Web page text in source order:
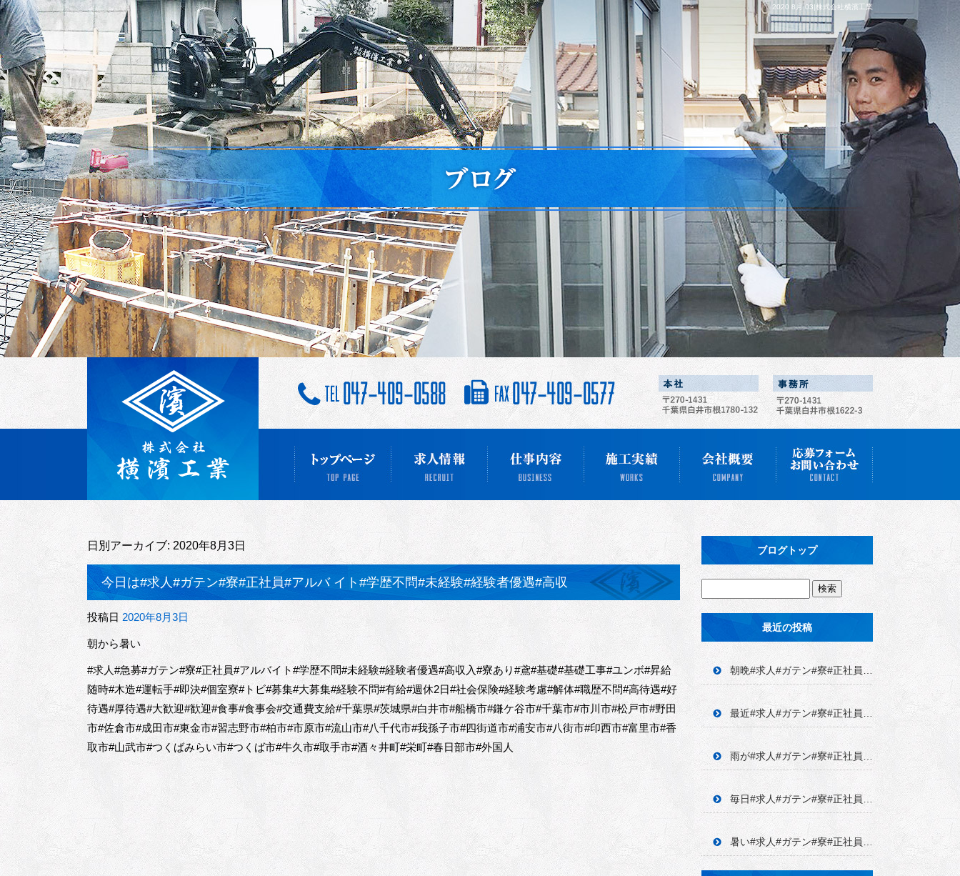
2020 8月 03|株式会社横濱工業
日別アーカイブ: 2020年8月3日
今日は#求人#ガテン#寮#正社員#アルバ イト#学歴不問#未経験#経験者優遇#高収
投稿日 2020年8月3日
朝から暑い
#求人#急募#ガテン#寮#正社員#アルバイト#学歴不問#未経験#経験者優遇#高収入#寮あり#鳶#基礎#基礎工事#ユンボ#昇給
随時#木造#運転手#即決#個室寮#トビ#募集#大募集#経験不問#有給#週休2日#社会保険#経験考慮#解体#職歴不問#高待遇#好
待遇#厚待遇#大歓迎#歓迎#食事#食事会#交通費支給#千葉県#茨城県#白井市#船橋市#鎌ケ谷市#千葉市#市川市#松戸市#野田
市#佐倉市#成田市#東金市#習志野市#柏市#市原市#流山市#八千代市#我孫子市#四街道市#浦安市#八街市#印西市#富里市#香
取市#山武市#つくばみらい市#つくば市#牛久市#取手市#酒々井町#栄町#春日部市#外国人
ブログトップ
最近の投稿
朝晩#求人#ガテン#寮#正社員#アルバ イト#学歴不問#未経験#経験者優遇#高収
毎日#求人#ガテン#寮#正社員#アルバ イト#学歴不問#未経験#経験者優遇#高収